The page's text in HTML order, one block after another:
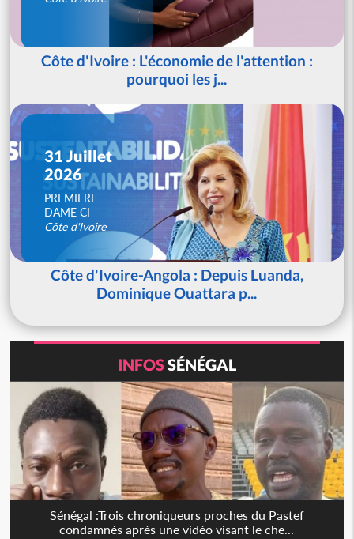
Côte d'Ivoire : L'économie de l'attention :
pourquoi les j...
31 Juillet
2026
PREMIERE
DAME CI
Côte d'Ivoire
Côte d'Ivoire-Angola : Depuis Luanda,
Dominique Ouattara p...
INFOSSÉNÉGAL
Sénégal :Trois chroniqueurs proches du Pastef
condamnés après une vidéo visant le che...